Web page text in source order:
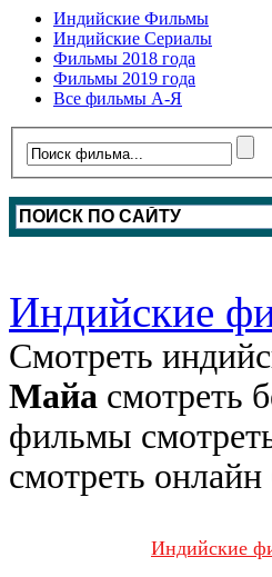
Индийские Фильмы
Индийские Сериалы
Фильмы 2018 года
Фильмы 2019 года
Все фильмы А-Я
Индийские
Смотреть
Майа смотреть
фильмы
смотреть
Индийские